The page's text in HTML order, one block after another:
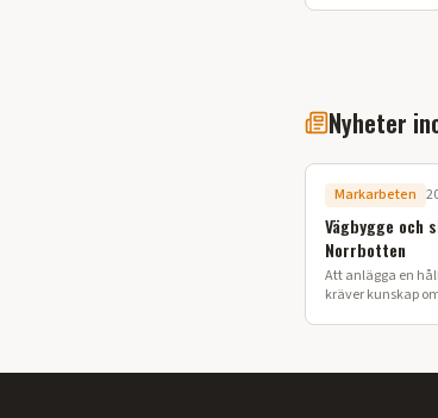
Nyheter
Markarbeten
Vägbygge och
Norrbotten
Att anlägga en
kräver kunskap